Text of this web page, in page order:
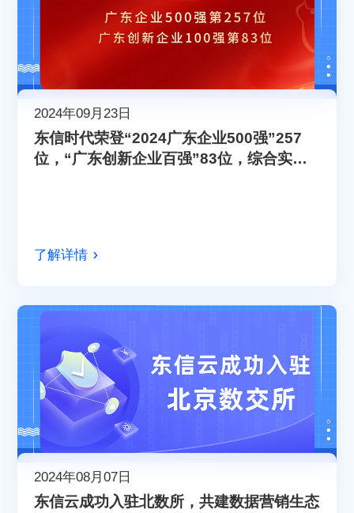
2024年09月23日
东信时代荣登“2024广东企业500强”257
位，“广东创新企业百强”83位，综合实力
了解详情
2024年08月07日
东信云成功入驻北数所，共建数据营销生态